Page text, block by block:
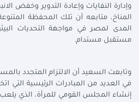
وإدارة النفايات وإعادة التدوير وخفض
المناخ، متابعه أن تلك المحفظة
المدى لمصر في مواجهة التحديات
مستقبل مستدام.
وتابعت السعيد أن الالتزام المتجدد
في العديد من المبادرات الرئيسية التي
إنشاء المجلس القومي للمرأة، الذي